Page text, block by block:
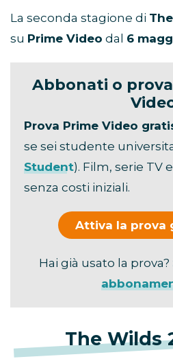
La seconda stagione di
su Prime Video dal 6
Abbonati o
Prova Prime Video
se sei studente
Student). Film, serie TV
senza costi iniziali.
Attiva la prova
Hai già usato la prova?
The Wilds